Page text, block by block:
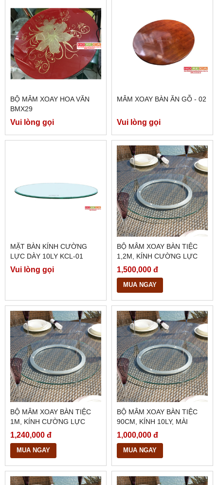
BỘ MÂM XOAY HOA VĂN
BMX29
Vui lòng gọi
MÂM XOAY BÀN ĂN GỖ - 02
Vui lòng gọi
MẶT BÀN KÍNH CƯỜNG
LỰC DÀY 10LY KCL-01
Vui lòng gọi
BỘ MÂM XOAY BÀN TIỆC
1,2M, KÍNH CƯỜNG LỰC
DÀY 10LY, BMX28
1,500,000 đ
MUA NGAY
BỘ MÂM XOAY BÀN TIỆC
1M, KÍNH CƯỜNG LỰC
10LY, MÀI BÓNG CẠNH,
BMX27
1,240,000 đ
MUA NGAY
BỘ MÂM XOAY BÀN TIỆC
90CM, KÍNH 10LY, MÀI
BÓNG CẠNH, BMX26
1,000,000 đ
MUA NGAY